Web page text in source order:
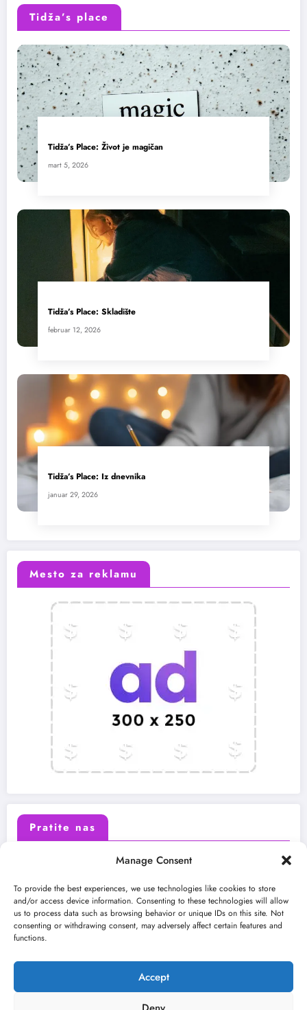
Manage Consent
To provide the best experiences, we use technologies like cookies to store
and/or access device information. Consenting to these technologies will allow
us to process data such as browsing behavior or unique IDs on this site. Not
consenting or withdrawing consent, may adversely affect certain features and
functions.
Accept
Tidža’s place
Tidža’s Place: Život je magičan
mart 5, 2026
Tidža’s Place: Skladište
februar 12, 2026
Tidža’s Place: Iz dnevnika
januar 29, 2026
Mesto za reklamu
Pratite nas
Instagram Youtube